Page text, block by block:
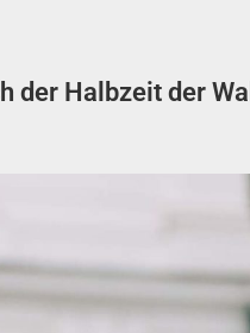
der Halbzeit der